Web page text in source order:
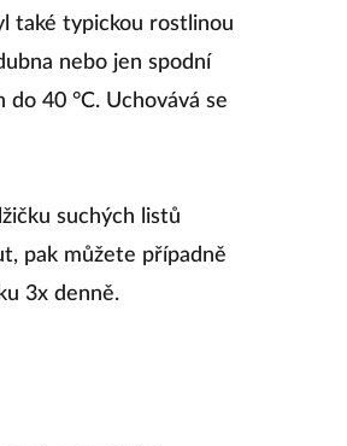
také typickou rostlinou
nebo jen spodní
40 °C. Uchovává se
suchých listů
pak můžete případně
3x denně.